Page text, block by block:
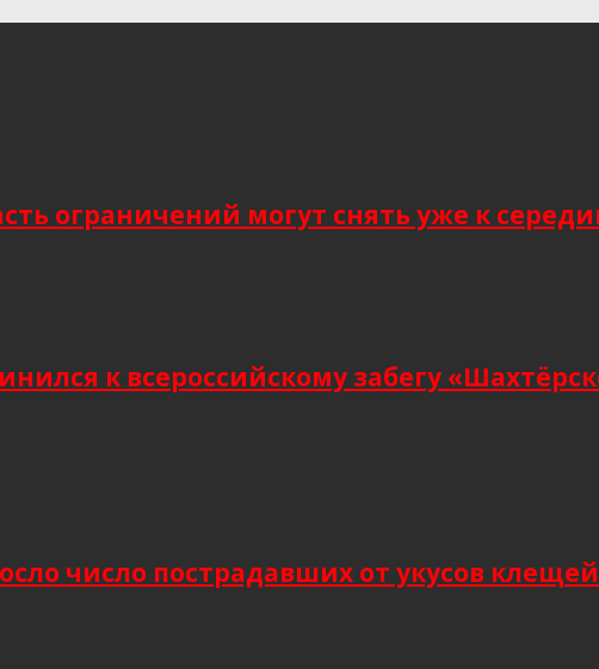
ограничений могут снять уже к
к всероссийскому забегу
число пострадавших от укусов клещей